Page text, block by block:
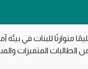
متوازنًا للبنات في بيئة
من الطالبات